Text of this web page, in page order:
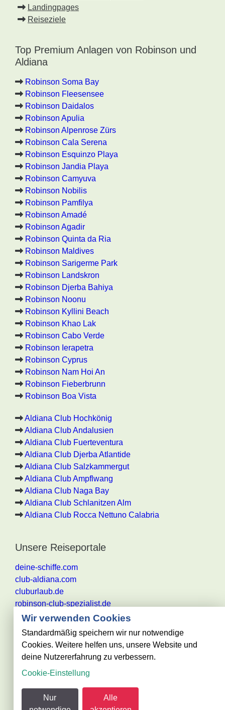
Landingpages
Reiseziele
Top Premium Anlagen von Robinson und
Aldiana
Robinson Soma Bay
Robinson Fleesensee
Robinson Daidalos
Robinson Apulia
Robinson Alpenrose Zürs
Robinson Cala Serena
Robinson Esquinzo Playa
Robinson Jandia Playa
Robinson Camyuva
Robinson Nobilis
Robinson Pamfilya
Robinson Amadé
Robinson Agadir
Robinson Quinta da Ria
Robinson Maldives
Robinson Sarigerme Park
Robinson Landskron
Robinson Djerba Bahiya
Robinson Noonu
Robinson Kyllini Beach
Robinson Khao Lak
Robinson Cabo Verde
Robinson Ierapetra
Robinson Cyprus
Robinson Nam Hoi An
Robinson Fieberbrunn
Robinson Boa Vista
Aldiana Club Hochkönig
Aldiana Club Andalusien
Aldiana Club Fuerteventura
Aldiana Club Djerba Atlantide
Aldiana Club Salzkammergut
Aldiana Club Ampflwang
Aldiana Club Naga Bay
Aldiana Club Schlanitzen Alm
Aldiana Club Rocca Nettuno Calabria
Unsere Reiseportale
deine-schiffe.com
club-aldiana.com
cluburlaub.de
robinson-club-spezialist.de
Alle Angaben ohne Gewähr. Es gelten die aktuellen
Reisebestimmungen des jeweiligen
Reiseveranstalters
@ club-urlaub.de - powered by Reisezentrum Becker
GmbH
Wir verwenden Cookies
Standardmäßig speichern wir nur notwendige
Cookies. Weitere helfen uns, unsere Website und
deine Nutzererfahrung zu verbessern.
Cookie-Einstellung
Nur
Alle